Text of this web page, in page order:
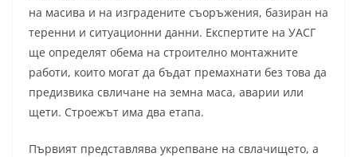
на масива и на изградените съоръжения, базиран на
теренни и ситуационни данни. Експертите на УАСГ
ще определят обема на строително монтажните
работи, които могат да бъдат премахнати без това да
предизвика свличане на земна маса, аварии или
щети. Строежът има два етапа.
Първият представлява укрепване на свлачището, а